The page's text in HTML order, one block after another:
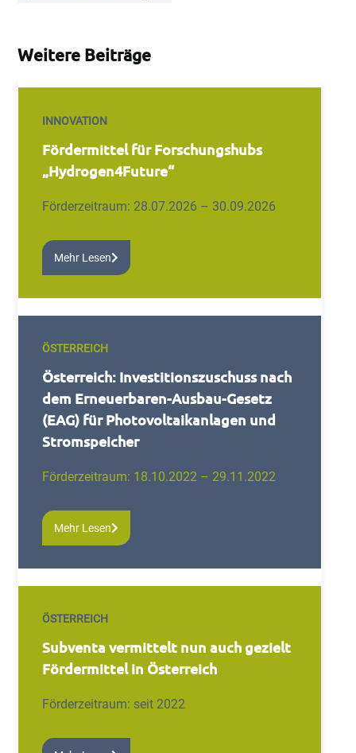
Weitere Beiträge
INNOVATION
Fördermittel für Forschungshubs
„Hydrogen4Future“
Förderzeitraum: 28.07.2026 – 30.09.2026
Mehr Lesen
ÖSTERREICH
Österreich: Investitionszuschuss nach
dem Erneuerbaren-Ausbau-Gesetz
(EAG) für Photovoltaikanlagen und
Stromspeicher
Förderzeitraum: 18.10.2022 – 29.11.2022
Mehr Lesen
ÖSTERREICH
Subventa vermittelt nun auch gezielt
Fördermittel in Österreich
Förderzeitraum: seit 2022